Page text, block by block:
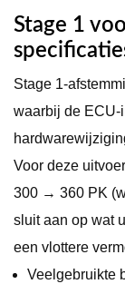
Stage 1
Stage 1-
waarbij de ECU-
Voor deze
300 → 360 PK
sluit aan op wat
een vlottere
Veelgebruikte